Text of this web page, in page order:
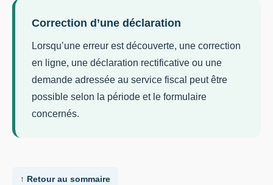
Correction d’une déclaration
Lorsqu’une erreur est découverte, une correction
en ligne, une déclaration rectificative ou une
demande adressée au service fiscal peut être
possible selon la période et le formulaire
concernés.
↑ Retour au sommaire